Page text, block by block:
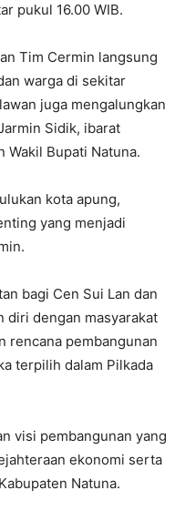
pukul 16.00 WIB.
Tim Cermin langsung
warga di sekitar
juga mengalungkan
Sidik, ibarat
Wakil Bupati Natuna.
kota apung,
yang menjadi
bagi Cen Sui Lan dan
diri dengan masyarakat
rencana pembangunan
terpilih dalam Pilkada
visi pembangunan yang
ekonomi serta
Natuna.